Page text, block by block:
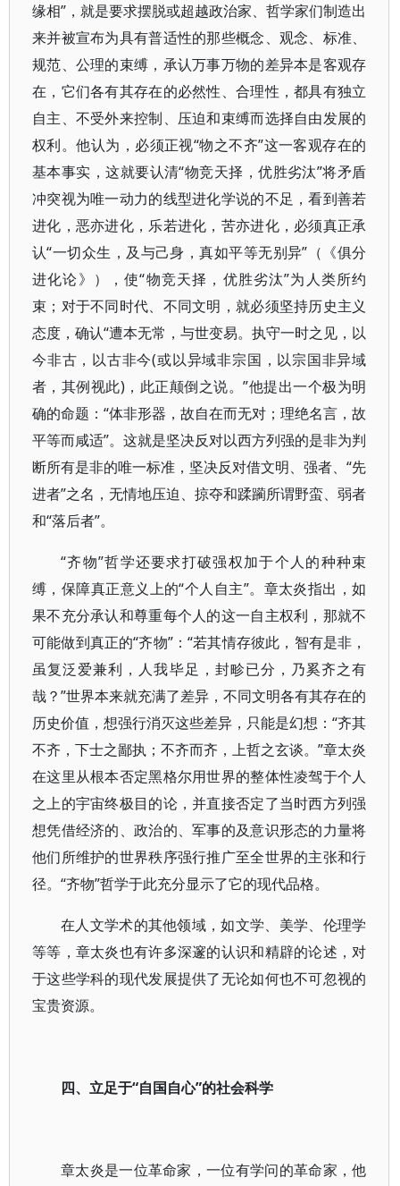
缘相”，就是要求摆脱或超越政治家、哲学家们制造出
来并被宣布为具有普适性的那些概念、观念、标准、
规范、公理的束缚，承认万事万物的差异本是客观存
在，它们各有其存在的必然性、合理性，都具有独立
自主、不受外来控制、压迫和束缚而选择自由发展的
权利。他认为，必须正视“物之不齐”这一客观存在的
基本事实，这就要认清“物竞天择，优胜劣汰”将矛盾
冲突视为唯一动力的线型进化学说的不足，看到善若
进化，恶亦进化，乐若进化，苦亦进化，必须真正承
认“一切众生，及与己身，真如平等无别异”（《俱分
进化论》），使“物竞天择，优胜劣汰”为人类所约
束；对于不同时代、不同文明，就必须坚持历史主义
态度，确认“遭本无常，与世变易。执守一时之见，以
今非古，以古非今(或以异域非宗国，以宗国非异域
者，其例视此)，此正颠倒之说。”他提出一个极为明
确的命题：“体非形器，故自在而无对；理绝名言，故
平等而咸适”。这就是坚决反对以西方列强的是非为判
断所有是非的唯一标准，坚决反对借文明、强者、“先
进者”之名，无情地压迫、掠夺和蹂躏所谓野蛮、弱者
和“落后者”。
“齐物”哲学还要求打破强权加于个人的种种束
缚，保障真正意义上的“个人自主”。章太炎指出，如
果不充分承认和尊重每个人的这一自主权利，那就不
可能做到真正的“齐物”：“若其情存彼此，智有是非，
虽复泛爱兼利，人我毕足，封畛已分，乃奚齐之有
哉？”世界本来就充满了差异，不同文明各有其存在的
历史价值，想强行消灭这些差异，只能是幻想：“齐其
不齐，下士之鄙执；不齐而齐，上哲之玄谈。”章太炎
在这里从根本否定黑格尔用世界的整体性凌驾于个人
之上的宇宙终极目的论，并直接否定了当时西方列强
想凭借经济的、政治的、军事的及意识形态的力量将
他们所维护的世界秩序强行推广至全世界的主张和行
径。“齐物”哲学于此充分显示了它的现代品格。
在人文学术的其他领域，如文学、美学、伦理学
等等，章太炎也有许多深邃的认识和精辟的论述，对
于这些学科的现代发展提供了无论如何也不可忽视的
宝贵资源。
四、立足于“自国自心”的社会科学
章太炎是一位革命家，一位有学问的革命家，他